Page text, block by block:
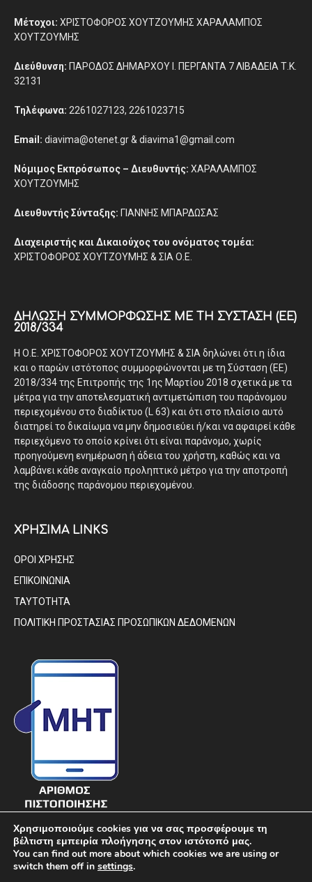
Μέτοχοι: ΧΡΙΣΤΟΦΟΡΟΣ ΧΟΥΤΖΟΥΜΗΣ ΧΑΡΑΛΑΜΠΟΣ
ΧΟΥΤΖΟΥΜΗΣ
Διεύθυνση: ΠΑΡΟΔΟΣ ΔΗΜΑΡΧΟΥ Ι. ΠΕΡΓΑΝΤΑ 7 ΛΙΒΑΔΕΙΑ Τ.Κ.
32131
Τηλέφωνα: 2261027123, 2261023715
Email: diavima@otenet.gr & diavima1@gmail.com
Νόμιμος Εκπρόσωπος – Διευθυντής: ΧΑΡΑΛΑΜΠΟΣ
ΧΟΥΤΖΟΥΜΗΣ
Διευθυντής Σύνταξης: ΓΙΑΝΝΗΣ ΜΠΑΡΔΩΣΑΣ
Διαχειριστής και Δικαιούχος του ονόματος τομέα:
ΧΡΙΣΤΟΦΟΡΟΣ ΧΟΥΤΖΟΥΜΗΣ & ΣΙΑ Ο.Ε.
ΔΉΛΩΣΗ ΣΥΜΜΌΡΦΩΣΗΣ ΜΕ ΤΗ ΣΎΣΤΑΣΗ (ΕΕ)
2018/334
Η Ο.Ε. ΧΡΙΣΤΟΦΟΡΟΣ ΧΟΥΤΖΟΥΜΗΣ & ΣΙΑ δηλώνει ότι η ίδια
και ο παρών ιστότοπος συμμορφώνονται με τη Σύσταση (ΕΕ)
2018/334 της Επιτροπής της 1ης Μαρτίου 2018 σχετικά με τα
μέτρα για την αποτελεσματική αντιμετώπιση του παράνομου
περιεχομένου στο διαδίκτυο (L 63) και ότι στο πλαίσιο αυτό
διατηρεί το δικαίωμα να μην δημοσιεύει ή/και να αφαιρεί κάθε
περιεχόμενο το οποίο κρίνει ότι είναι παράνομο, χωρίς
προηγούμενη ενημέρωση ή άδεια του χρήστη, καθώς και να
λαμβάνει κάθε αναγκαίο προληπτικό μέτρο για την αποτροπή
της διάδοσης παράνομου περιεχομένου.
ΧΡΗΣΙΜΑ LINKS
ΟΡΟΙ ΧΡΗΣΗΣ
ΕΠΙΚΟΙΝΩΝΙΑ
ΤΑΥΤΟΤΗΤΑ
ΠΟΛΙΤΙΚΗ ΠΡΟΣΤΑΣΙΑΣ ΠΡΟΣΩΠΙΚΩΝ ΔΕΔΟΜΕΝΩΝ
Χρησιμοποιούμε cookies για να σας προσφέρουμε τη
βέλτιστη εμπειρία πλοήγησης στον ιστότοπό μας.
You can find out more about which cookies we are using or
switch them off in settings.